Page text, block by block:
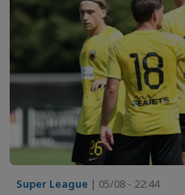
Super League | 05/08 - 22:44